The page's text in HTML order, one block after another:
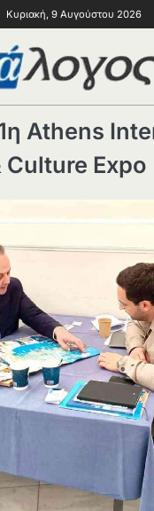
Κυριακή, 9 Αυγούστου 2026
Athens
Culture Expo